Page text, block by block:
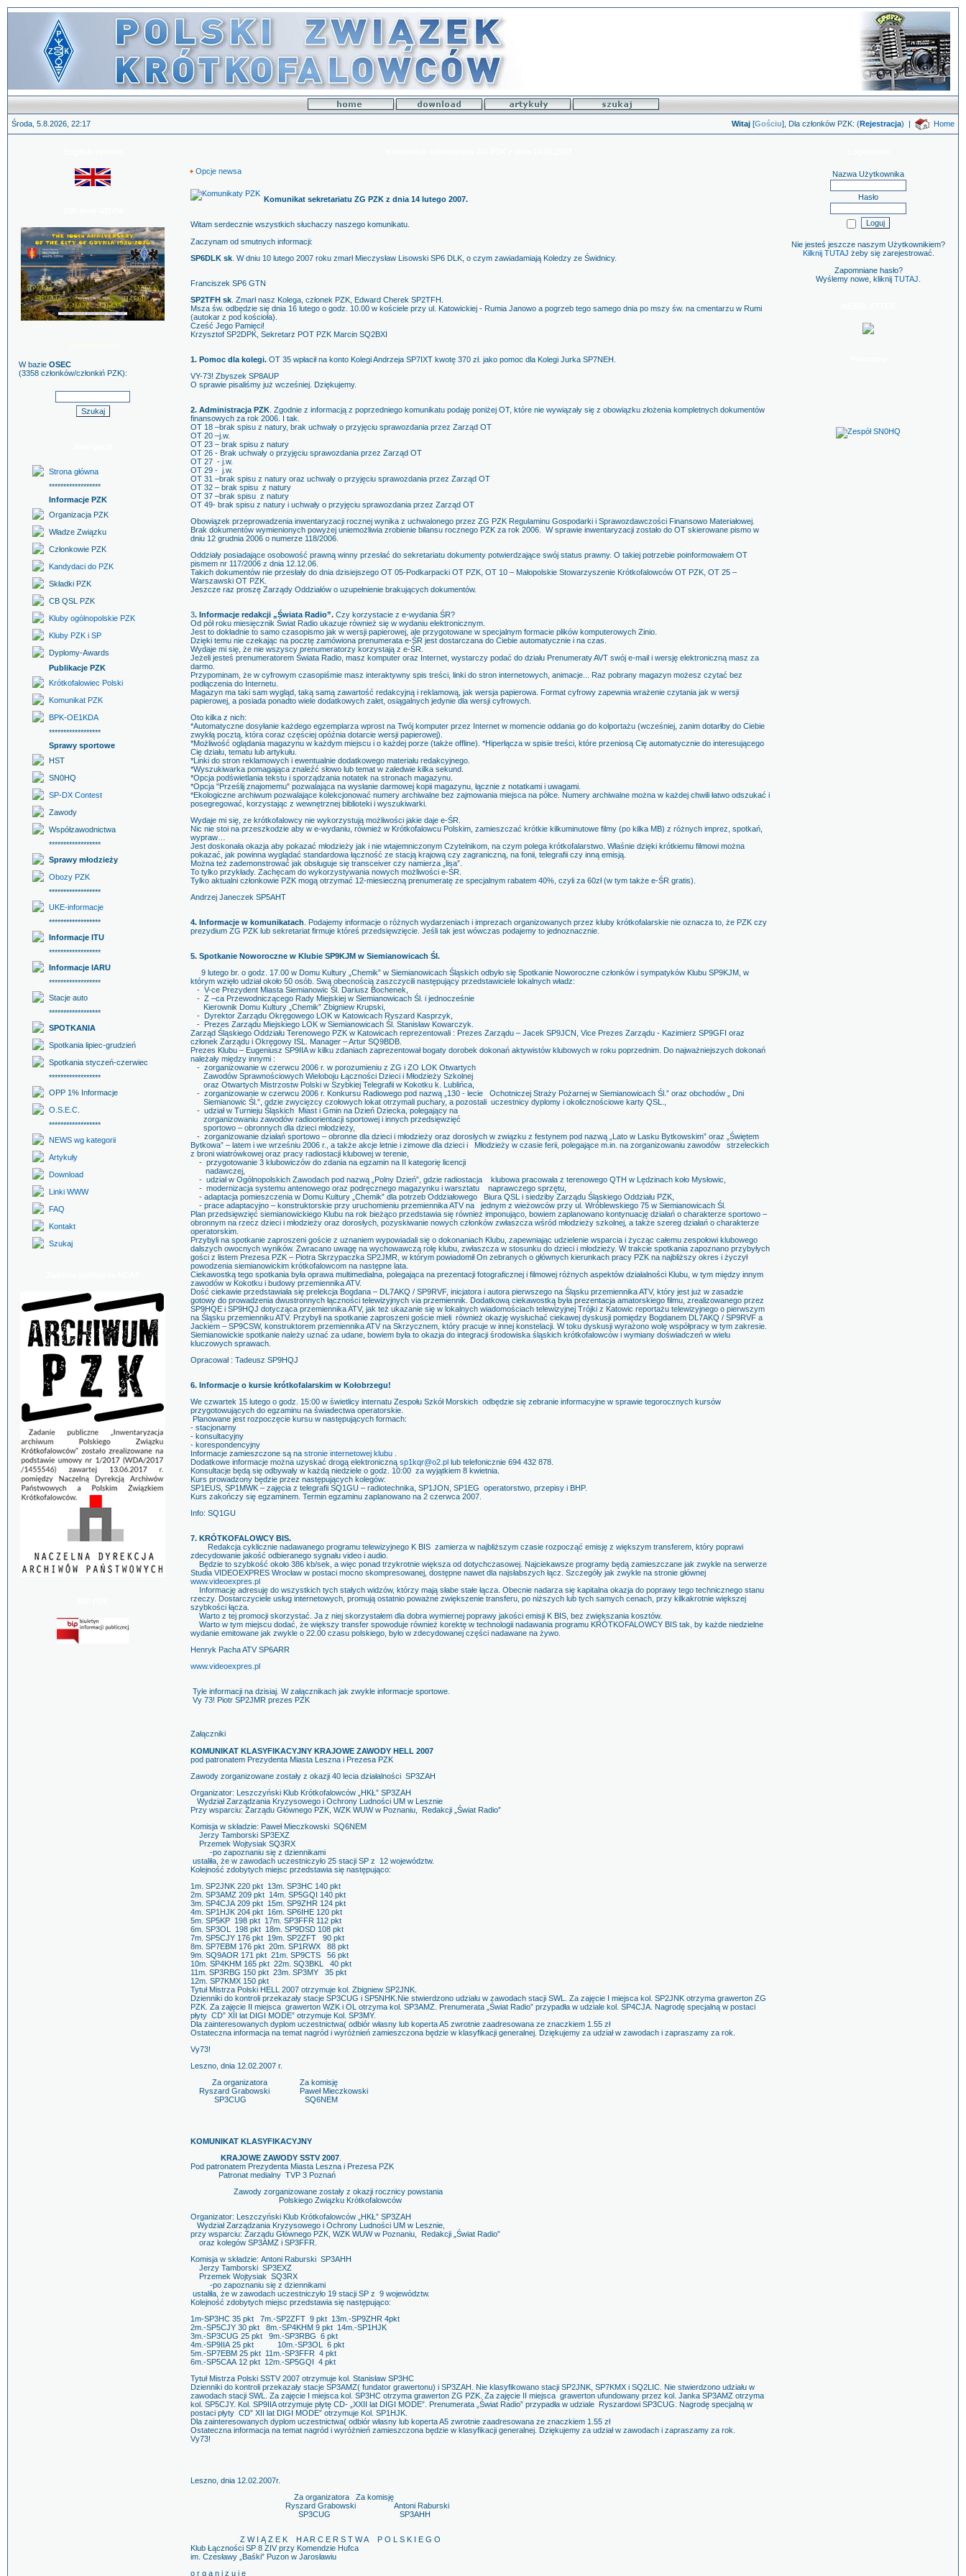
Środa, 5.8.2026, 22:17 Witaj [Gościu], Dla członków PZK: (Rejestracja) | Home
W bazie OSEC
(3358 członków/członkiń PZK):
Strona główna
******************
Informacje PZK
Organizacja PZK
Władze Związku
Członkowie PZK
Kandydaci do PZK
Składki PZK
CB QSL PZK
Kluby ogólnopolskie PZK
Kluby PZK i SP
Dyplomy-Awards
Publikacje PZK
Krótkofalowiec Polski
Komunikat PZK
BPK-OE1KDA
******************
Sprawy sportowe
HST
SN0HQ
SP-DX Contest
Zawody
Współzawodnictwa
******************
Sprawy młodzieży
Obozy PZK
******************
UKE-informacje
******************
Informacje ITU
******************
Informacje IARU
******************
Stacje auto
******************
SPOTKANIA
Spotkania lipiec-grudzień
Spotkania styczeń-czerwiec
******************
OPP 1% Informacje
O.S.E.C.
******************
NEWS wg kategorii
Artykuły
Download
Linki WWW
FAQ
Kontakt
Szukaj
Opcje newsa
Komunikat sekretariatu ZG PZK z dnia 14 lutego 2007.
Witam serdecznie wszystkich słuchaczy naszego komunikatu.
Zaczynam od smutnych informacji:
SP6DLK sk . W dniu 10 lutego 2007 roku zmarł Mieczysław Lisowski SP6 DLK, o czym zawiadamiają Koledzy ze Świdnicy.
Franciszek SP6 GTN
SP2TFH sk . Zmarł nasz Kolega, członek PZK, Edward Cherek SP2TFH.
Msza św. odbędzie się dnia 16 lutego o godz. 10.00 w kościele przy ul. Katowickiej - Rumia Janowo a pogrzeb tego samego dnia po mszy św. na cmentarzu w Rumi
(autokar z pod kościoła).
Cześć Jego Pamięci!
Krzysztof SP2DPK, Sekretarz POT PZK Marcin SQ2BXI
1. Pomoc dla kolegi. OT 35 wpłacił na konto Kolegi Andrzeja SP7IXT kwotę 370 zł. jako pomoc dla Kolegi Jurka SP7NEH.
VY-73! Zbyszek SP8AUP
O sprawie pisaliśmy już wcześniej. Dziękujemy.
2. Administracja PZK . Zgodnie z informacją z poprzedniego komunikatu podaję poniżej OT, które nie wywiązały się z obowiązku złożenia kompletnych dokumentów
finansowych za rok 2006. I tak.
OT 18 –brak spisu z natury, brak uchwały o przyjęciu sprawozdania przez Zarząd OT
OT 20 –j.w.
OT 23 – brak spisu z natury
OT 26 - Brak uchwały o przyjęciu sprawozdania przez Zarząd OT
OT 27 - j.w.
OT 29 - j.w.
OT 31 –brak spisu z natury oraz uchwały o przyjęciu sprawozdania przez Zarząd OT
OT 32 – brak spisu z natury
OT 37 –brak spisu z natury
OT 49- brak spisu z natury i uchwały o przyjęciu sprawozdania przez Zarząd OT
Obowiązek przeprowadzenia inwentaryzacji rocznej wynika z uchwalonego przez ZG PZK Regulaminu Gospodarki i Sprawozdawczości Finansowo Materiałowej.
Brak dokumentów wymienionych powyżej uniemożliwia zrobienie bilansu rocznego PZK za rok 2006. W sprawie inwentaryzacji zostało do OT skierowane pismo w
dniu 12 grudnia 2006 o numerze 118/2006.
Oddziały posiadające osobowość prawną winny przesłać do sekretariatu dokumenty potwierdzające swój status prawny. O takiej potrzebie poinformowałem OT
pismem nr 117/2006 z dnia 12.12.06.
Takich dokumentów nie przesłały do dnia dzisiejszego OT 05-Podkarpacki OT PZK, OT 10 – Małopolskie Stowarzyszenie Krótkofalowców OT PZK, OT 25 –
Warszawski OT PZK.
Jeszcze raz proszę Zarządy Oddziałów o uzupełnienie brakujących dokumentów.
3. Informacje redakcji „Świata Radio”. Czy korzystacie z e-wydania ŚR?
Od pół roku miesięcznik Świat Radio ukazuje również się w wydaniu elektronicznym.
Jest to dokładnie to samo czasopismo jak w wersji papierowej, ale przygotowane w specjalnym formacie plików komputerowych Zinio.
Dzięki temu nie czekając na pocztę zamówiona prenumerata e-ŚR jest dostarczana do Ciebie automatycznie i na czas.
Wydaje mi się, że nie wszyscy prenumeratorzy korzystają z e-ŚR.
Jeżeli jesteś prenumeratorem Świata Radio, masz komputer oraz Internet, wystarczy podać do działu Prenumeraty AVT swój e-mail i wersję elektroniczną masz za
darmo.
Przypominam, że w cyfrowym czasopiśmie masz interaktywny spis treści, linki do stron internetowych, animacje... Raz pobrany magazyn możesz czytać bez
podłączenia do Internetu.
Magazyn ma taki sam wygląd, taką samą zawartość redakcyjną i reklamową, jak wersja papierowa. Format cyfrowy zapewnia wrażenie czytania jak w wersji
papierowej, a posiada ponadto wiele dodatkowych zalet, osiągalnych jedynie dla wersji cyfrowych.
Oto kilka z nich:
*Automatyczne dosyłanie każdego egzemplarza wprost na Twój komputer przez Internet w momencie oddania go do kolportażu (wcześniej, zanim dotarłby do Ciebie
zwykłą pocztą, która coraz częściej opóźnia dotarcie wersji papierowej).
*Możliwość oglądania magazynu w każdym miejscu i o każdej porze (także offline). *Hiperłącza w spisie treści, które przeniosą Cię automatycznie do interesującego
Cię działu, tematu lub artykułu.
*Linki do stron reklamowych i ewentualnie dodatkowego materiału redakcyjnego.
*Wyszukiwarka pomagająca znaleźć słowo lub temat w zaledwie kilka sekund.
*Opcja podświetlania tekstu i sporządzania notatek na stronach magazynu.
*Opcja "Prześlij znajomemu" pozwalająca na wysłanie darmowej kopii magazynu, łącznie z notatkami i uwagami.
*Ekologiczne archiwum pozwalające kolekcjonować numery archiwalne bez zajmowania miejsca na półce. Numery archiwalne można w każdej chwili łatwo odszukać i
posegregować, korzystając z wewnętrznej biblioteki i wyszukiwarki.
Wydaje mi się, ze krótkofalowcy nie wykorzystują możliwości jakie daje e-ŚR.
Nic nie stoi na przeszkodzie aby w e-wydaniu, również w Krótkofalowcu Polskim, zamieszczać krótkie kilkuminutowe filmy (po kilka MB) z różnych imprez, spotkań,
wypraw…
Jest doskonała okazja aby pokazać młodzieży jak i nie wtajemniczonym Czytelnikom, na czym polega krótkofalarstwo. Właśnie dzięki krótkiemu filmowi można
pokazać, jak powinna wyglądać standardowa łączność ze stacją krajową czy zagraniczną, na fonii, telegrafii czy inną emisją.
Można też zademonstrować jak obsługuje się transceiver czy namierza „lisa”.
To tylko przykłady. Zachęcam do wykorzystywania nowych możliwości e-ŚR.
Tylko aktualni członkowie PZK mogą otrzymać 12-miesieczną prenumeratę ze specjalnym rabatem 40%, czyli za 60zł (w tym także e-ŚR gratis).
Andrzej Janeczek SP5AHT
4. Informacje w komunikatach . Podajemy informacje o różnych wydarzeniach i imprezach organizowanych przez kluby krótkofalarskie nie oznacza to, że PZK czy
prezydium ZG PZK lub sekretariat firmuje któreś przedsięwzięcie. Jeśli tak jest wówczas podajemy to jednoznacznie.
5. Spotkanie Noworoczne w Klubie SP9KJM w Siemianowicach Śl.
9 lutego br. o godz. 17.00 w Domu Kultury „Chemik” w Siemianowicach Śląskich odbyło się Spotkanie Noworoczne członków i sympatyków Klubu SP9KJM, w
którym wzięło udział około 50 osób. Swą obecnością zaszczycili następujący przedstawiciele lokalnych władz:
- V-ce Prezydent Miasta Siemianowic Śl. Dariusz Bochenek,
- Z –ca Przewodniczącego Rady Miejskiej w Siemianowicach Śl. i jednocześnie
Kierownik Domu Kultury „Chemik” Zbigniew Krupski,
- Dyrektor Zarządu Okręgowego LOK w Katowicach Ryszard Kasprzyk,
- Prezes Zarządu Miejskiego LOK w Siemianowicach Śl. Stanisław Kowarczyk.
Zarząd Śląskiego Oddziału Terenowego PZK w Katowicach reprezentowali : Prezes Zarządu – Jacek SP9JCN, Vice Prezes Zarządu - Kazimierz SP9GFI oraz
członek Zarządu i Okręgowy ISL. Manager – Artur SQ9BDB.
Prezes Klubu – Eugeniusz SP9IIA w kilku zdaniach zaprezentował bogaty dorobek dokonań aktywistów klubowych w roku poprzednim. Do najważniejszych dokonań
należały między innymi :
- zorganizowanie w czerwcu 2006 r. w porozumieniu z ZG i ZO LOK Otwartych
Zawodów Sprawnościowych Wieloboju Łączności Dzieci i Młodzieży Szkolnej
oraz Otwartych Mistrzostw Polski w Szybkiej Telegrafii w Kokotku k. Lublińca,
- zorganizowanie w czerwcu 2006 r. Konkursu Radiowego pod nazwą „130 - lecie Ochotniczej Straży Pożarnej w Siemianowicach Śl.” oraz obchodów „ Dni
Siemianowic Śl.”, gdzie zwycięzcy czołowych lokat otrzymali puchary, a pozostali uczestnicy dyplomy i okolicznościowe karty QSL.,
- udział w Turnieju Śląskich Miast i Gmin na Dzień Dziecka, polegający na
zorganizowaniu zawodów radioorientacji sportowej i innych przedsięwzięć
sportowo – obronnych dla dzieci młodzieży,
- zorganizowanie działań sportowo – obronne dla dzieci i młodzieży oraz dorosłych w związku z festynem pod nazwą „Lato w Lasku Bytkowskim” oraz „Świętem
Bytkowa” – latem i we wrześniu 2006 r., a także akcje letnie i zimowe dla dzieci i Młodzieży w czasie ferii, polegające m.in. na zorganizowaniu zawodów strzeleckich
z broni wiatrówkowej oraz pracy radiostacji klubowej w terenie,
- przygotowanie 3 klubowiczów do zdania na egzamin na II kategorię licencji
nadawczej,
- udział w Ogólnopolskich Zawodach pod nazwą „Polny Dzień”, gdzie radiostacja klubowa pracowała z terenowego QTH w Lędzinach koło Mysłowic,
- modernizacja systemu antenowego oraz podręcznego magazynku i warsztatu naprawczego sprzętu,
- adaptacja pomieszczenia w Domu Kultury „Chemik” dla potrzeb Oddziałowego Biura QSL i siedziby Zarządu Śląskiego Oddziału PZK,
- prace adaptacyjno – konstruktorskie przy uruchomieniu przemiennika ATV na jednym z wieżowców przy ul. Wróblewskiego 75 w Siemianowicach Śl.
Plan przedsięwzięć siemianowickiego Klubu na rok bieżąco przedstawia się również imponująco, bowiem zaplanowano kontynuację działań o charakterze sportowo –
obronnym na rzecz dzieci i młodzieży oraz dorosłych, pozyskiwanie nowych członków zwłaszcza wśród młodzieży szkolnej, a także szereg działań o charakterze
operatorskim.
Przybyli na spotkanie zaproszeni goście z uznaniem wypowiadali się o dokonaniach Klubu, zapewniając udzielenie wsparcia i życząc całemu zespołowi klubowego
dalszych owocnych wyników. Zwracano uwagę na wychowawczą rolę klubu, zwłaszcza w stosunku do dzieci i młodzieży. W trakcie spotkania zapoznano przybyłych
gości z listem Prezesa PZK – Piotra Skrzypaczka SP2JMR, w którym powiadomił On zebranych o głównych kierunkach pracy PZK na najbliższy okres i życzył
powodzenia siemianowickim krótkofalowcom na następne lata.
Ciekawostką tego spotkania była oprawa multimedialna, polegająca na prezentacji fotograficznej i filmowej różnych aspektów działalności Klubu, w tym między innym
zawodów w Kokotku i budowy przemiennika ATV.
Dość ciekawie przedstawiała się prelekcja Bogdana – DL7AKQ / SP9RVF, inicjatora i autora pierwszego na Śląsku przemiennika ATV, który jest już w zasadzie
gotowy do prowadzenia dwustronnych łączności telewizyjnych via przemiennik. Dodatkową ciekawostką była prezentacja amatorskiego filmu, zrealizowanego przez
SP9HQE i SP9HQJ dotycząca przemiennika ATV, jak też ukazanie się w lokalnych wiadomościach telewizyjnej Trójki z Katowic reportażu telewizyjnego o pierwszym
na Śląsku przemienniku ATV. Przybyli na spotkanie zaproszeni goście mieli również okazję wysłuchać ciekawej dyskusji pomiędzy Bogdanem DL7AKQ / SP9RVF a
Jackiem – SP9CSW, konstruktorem przemiennika ATV na Skrzycznem, który pracuje w innej konstelacji. W toku dyskusji wyrażono wolę współpracy w tym zakresie.
Siemianowickie spotkanie należy uznać za udane, bowiem była to okazja do integracji środowiska śląskich krótkofalowców i wymiany doświadczeń w wielu
kluczowych sprawach.
Opracował : Tadeusz SP9HQJ
6. Informacje o kursie krótkofalarskim w Kołobrzegu!
We czwartek 15 lutego o godz. 15:00 w świetlicy internatu Zespołu Szkół Morskich odbędzie się zebranie informacyjne w sprawie tegorocznych kursów
przygotowujących do egzaminu na świadectwa operatorskie.
Planowane jest rozpoczęcie kursu w następujących formach:
- stacjonarny
- konsultacyjny
- korespondencyjny
Informacje zamieszczone są na stronie internetowej klubu
Dodatkowe informacje można uzyskać drogą elektroniczną sp1kqr@o2.pl lub telefonicznie 694 432 878.
Konsultacje będą się odbywały w każdą niedziele o godz. 10:00 za wyjątkiem 8 kwietnia.
Kurs prowadzony będzie przez następujących kolegów:
SP1EUS, SP1MWK – zajęcia z telegrafii SQ1GU – radiotechnika, SP1JON, SP1EG operatorstwo, przepisy i BHP.
Kurs zakończy się egzaminem. Termin egzaminu zaplanowano na 2 czerwca 2007.
Info: SQ1GU
7. KRÓTKOFALOWCY BIS.
Redakcja cyklicznie nadawanego programu telewizyjnego K BIS zamierza w najbliższym czasie rozpocząć emisję z większym transferem, który poprawi
zdecydowanie jakość odbieranego sygnału video i audio.
Będzie to szybkość około 386 kb/sek, a więc ponad trzykrotnie większa od dotychczasowej. Najciekawsze programy będą zamieszczane jak zwykle na serwerze
Studia VIDEOEXPRES Wrocław w postaci mocno skompresowanej, dostępne nawet dla najsłabszych łącz. Szczegóły jak zwykle na stronie głównej
www.videoexpres.pl
Informację adresuję do wszystkich tych stałych widzów, którzy mają słabe stałe łącza. Obecnie nadarza się kapitalna okazja do poprawy tego technicznego stanu
rzeczy. Dostarczyciele usług internetowych, promują ostatnio poważne zwiększenie transferu, po niższych lub tych samych cenach, przy kilkakrotnie większej
szybkości łącza.
Warto z tej promocji skorzystać. Ja z niej skorzystałem dla dobra wymiernej poprawy jakości emisji K BIS, bez zwiększania kosztów.
Warto w tym miejscu dodać, że większy transfer spowoduje również korektę w technologii nadawania programu KRÓTKOFALOWCY BIS tak, by każde niedzielne
wydanie emitowane jak zwykle o 22.00 czasu polskiego, było w zdecydowanej części nadawane na żywo.
Henryk Pacha ATV SP6ARR
www.videoexpres.pl
Tyle informacji na dzisiaj. W załącznikach jak zwykle informacje sportowe.
Vy 73! Piotr SP2JMR prezes PZK
Załączniki
KOMUNIKAT KLASYFIKACYJNY KRAJOWE ZAWODY HELL 2007
pod patronatem Prezydenta Miasta Leszna i Prezesa PZK
Zawody zorganizowane zostały z okazji 40 lecia działalności SP3ZAH
Organizator: Leszczyński Klub Krótkofalowców „HKŁ” SP3ZAH
Wydział Zarządzania Kryzysowego i Ochrony Ludności UM w Lesznie
Przy wsparciu: Zarządu Głównego PZK, WZK WUW w Poznaniu, Redakcji „Świat Radio”
Komisja w składzie: Paweł Mieczkowski SQ6NEM
Jerzy Tamborski SP3EXZ
Przemek Wojtysiak SQ3RX
-po zapoznaniu się z dziennikami
ustaliła, że w zawodach uczestniczyło 25 stacji SP z 12 województw.
Kolejność zdobytych miejsc przedstawia się następująco:
1m. SP2JNK 220 pkt 13m. SP3HC 140 pkt
2m. SP3AMZ 209 pkt 14m. SP5GQI 140 pkt
3m. SP4CJA 209 pkt 15m. SP9ZHR 124 pkt
4m. SP1HJK 204 pkt 16m. SP6IHE 120 pkt
5m. SP5KP 198 pkt 17m. SP3FFR 112 pkt
6m. SP3OL 198 pkt 18m. SP9DSD 108 pkt
7m. SP5CJY 176 pkt 19m. SP2ZFT 90 pkt
8m. SP7EBM 176 pkt 20m. SP1RWX 88 pkt
9m. SQ9AOR 171 pkt 21m. SP9CTS 56 pkt
10m. SP4KHM 165 pkt 22m. SQ3BKL 40 pkt
11m. SP3RBG 150 pkt 23m. SP3MY 35 pkt
12m. SP7KMX 150 pkt
Tytuł Mistrza Polski HELL 2007 otrzymuje kol. Zbigniew SP2JNK.
Dzienniki do kontroli przekazały stacje SP3CUG i SP5NHK.Nie stwierdzono udziału w zawodach stacji SWL. Za zajęcie I miejsca kol. SP2JNK otrzyma grawerton ZG
PZK. Za zajęcie II miejsca grawerton WZK i OL otrzyma kol. SP3AMZ. Prenumerata „Świat Radio” przypadła w udziale kol. SP4CJA. Nagrodę specjalną w postaci
płyty CD” XII lat DIGI MODE” otrzymuje Kol. SP3MY.
Dla zainteresowanych dyplom uczestnictwa( odbiór własny lub koperta A5 zwrotnie zaadresowana ze znaczkiem 1.55 zł
Ostateczna informacja na temat nagród i wyróżnień zamieszczona będzie w klasyfikacji generalnej. Dziękujemy za udział w zawodach i zapraszamy za rok.
Vy73!
Leszno, dnia 12.02.2007 r.
Za organizatora Za komisję
Ryszard Grabowski Paweł Mieczkowski
SP3CUG SQ6NEM
KOMUNIKAT KLASYFIKACYJNY
KRAJOWE ZAWODY SSTV 2007
Pod patronatem Prezydenta Miasta Leszna i Prezesa PZK
Patronat medialny TVP 3 Poznań
Zawody zorganizowane zostały z okazji rocznicy powstania
Polskiego Związku Krótkofalowców
Organizator: Leszczyński Klub Krótkofalowców „HKŁ” SP3ZAH
Wydział Zarządzania Kryzysowego i Ochrony Ludności UM w Lesznie,
przy wsparciu: Zarządu Głównego PZK, WZK WUW w Poznaniu, Redakcji „Świat Radio”
oraz kolegów SP3AMZ i SP3FFR.
Komisja w składzie: Antoni Raburski SP3AHH
Jerzy Tamborski SP3EXZ
Przemek Wojtysiak SQ3RX
-po zapoznaniu się z dziennikami
ustaliła, że w zawodach uczestniczyło 19 stacji SP z 9 województw.
Kolejność zdobytych miejsc przedstawia się następująco:
1m-SP3HC 35 pkt 7m.-SP2ZFT 9 pkt 13m.-SP9ZHR 4pkt
2m.-SP5CJY 30 pkt 8m.-SP4KHM 9 pkt 14m.-SP1HJK
3m.-SP3CUG 25 pkt 9m.-SP3RBG 6 pkt
4m.-SP9IIA 25 pkt 10m.-SP3OL 6 pkt
5m.-SP7EBM 25 pkt 11m.-SP3FFR 4 pkt
6m.-SP5CAA 12 pkt 12m.-SP5GQI 4 pkt
Tytuł Mistrza Polski SSTV 2007 otrzymuje kol. Stanisław SP3HC
Dzienniki do kontroli przekazały stacje SP3AMZ( fundator grawertonu) i SP3ZAH. Nie klasyfikowano stacji SP2JNK, SP7KMX i SQ2LIC. Nie stwierdzono udziału w
zawodach stacji SWL. Za zajęcie I miejsca kol. SP3HC otrzyma grawerton ZG PZK. Za zajęcie II miejsca grawerton ufundowany przez kol. Janka SP3AMZ otrzyma
kol. SP5CJY. Kol. SP9IIA otrzymuje płytę CD- „XXII lat DIGI MODE”. Prenumerata „Świat Radio” przypadła w udziale Ryszardowi SP3CUG. Nagrodę specjalną w
postaci płyty CD” XII lat DIGI MODE” otrzymuje Kol. SP1HJK.
Dla zainteresowanych dyplom uczestnictwa( odbiór własny lub koperta A5 zwrotnie zaadresowana ze znaczkiem 1.55 zł
Ostateczna informacja na temat nagród i wyróżnień zamieszczona będzie w klasyfikacji generalnej. Dziękujemy za udział w zawodach i zapraszamy za rok.
Vy73!
Leszno, dnia 12.02.2007r.
Za organizatora Za komisję
Ryszard Grabowski Antoni Raburski
SP3CUG SP3AHH
Z W I Ą Z E K H A R C E R S T W A P O L S K I E G O
Klub Łączności SP 8 ZIV przy Komendzie Hufca
im. Czesławy „Baśki” Puzon w Jarosławiu
o r g a n i z u j e
Nazwa Użytkownika
Hasło
Nie jesteś jeszcze naszym Użytkownikiem?
Kilknij TUTAJ żeby się zarejestrować.
Zapomniane hasło?
Wyślemy nowe, kliknij TUTAJ